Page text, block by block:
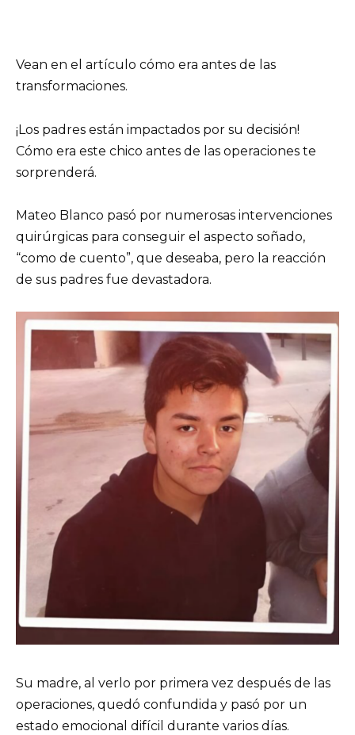
Vean en el artículo cómo era antes de las
transformaciones.
¡Los padres están impactados por su decisión!
Cómo era este chico antes de las operaciones te
sorprenderá.
Mateo Blanco pasó por numerosas intervenciones
quirúrgicas para conseguir el aspecto soñado,
“como de cuento”, que deseaba, pero la reacción
de sus padres fue devastadora.
Su madre, al verlo por primera vez después de las
operaciones, quedó confundida y pasó por un
estado emocional difícil durante varios días.